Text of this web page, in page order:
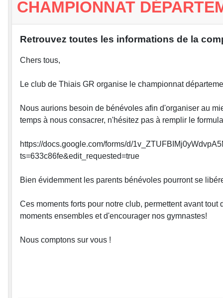
CHAMPIONNAT
Retrouvez toutes les informations de la
Chers tous,
Le club de Thiais GR organise le championnat
Nous aurions besoin de bénévoles afin d'organiser au
temps à nous consacrer, n'hésitez pas à remplir le
https://docs.google.com/forms/d/
ts=633c86fe&edit_requested=true
Bien évidemment les parents bénévoles pourront se
Ces moments forts pour notre club, permettent avant
moments ensembles et d'encourager nos gymnastes!
Nous comptons sur vous !